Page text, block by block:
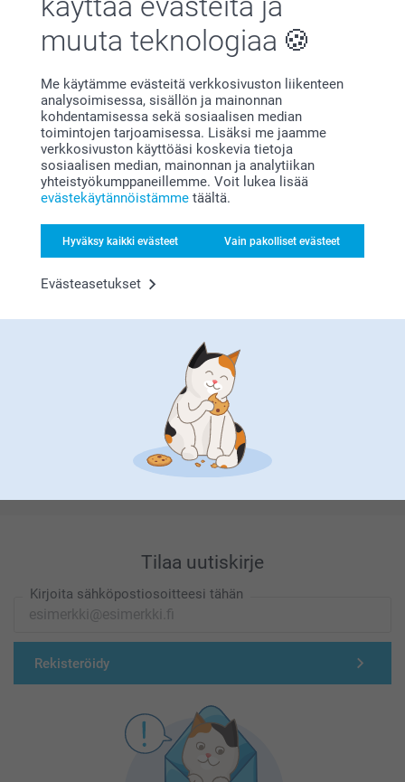
muuta teknologiaa
Me käytämme evästeitä verkkosivuston liikenteen
analysoimisessa, sisällön ja mainonnan
kohdentamisessa sekä sosiaalisen median
toimintojen tarjoamisessa. Lisäksi me jaamme
verkkosivuston käyttöäsi koskevia tietoja
sosiaalisen median, mainonnan ja analytiikan
yhteistyökumppaneillemme. Voit lukea lisää
evästekäytännöistämme täältä.
Hyväksy kaikki evästeet Vain pakolliset evästeet
Evästeasetukset
Bonusta kaikista tilauksista
Olemme täällä sinun vuoksesi
Tilaa uutiskirje
Kirjoita sähköpostiosoitteesi tähän
Rekisteröidy